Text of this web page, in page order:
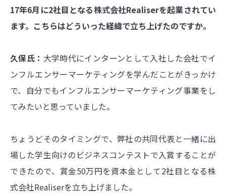
17年6月に2社目となる株式会社Realiserを起業されてい
ます。こちらはどういった経緯で立ち上げたのですか。
久保氏： 大学時代にインターンとして入社した会社でイ
ンフルエンサーマーケティングを学んだことがきっかけ
で、自分でもインフルエンサーマーケティング事業をし
てみたいと思っていました。
ちょうどそのタイミングで、弊社の共同代表と一緒に出
場した学生向けのビジネスコンテストで入賞することが
できたので、賞金50万円を資本金として2社目となる株
式会社Realiserを立ち上げました。